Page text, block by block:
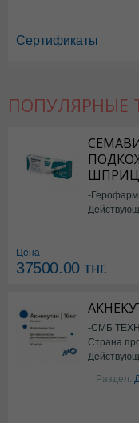
Сертификаты
ПОПУЛЯРНЫЕ
-
Цена
37500.00тнг.
-СМБ
Страна
Раздел: